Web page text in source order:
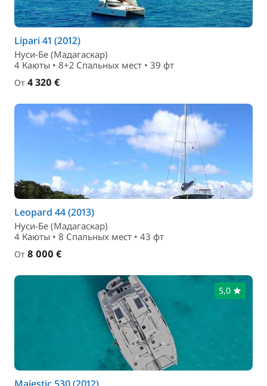
Lipari 41 (2012)
Нуси-Бе (Мадагаскар)
4 Каюты • 8+2 Спальныx мест • 39 фт
От 4 320 €
Leopard 44 (2013)
Нуси-Бе (Мадагаскар)
4 Каюты • 8 Спальныx мест • 43 фт
От 8 000 €
5,0